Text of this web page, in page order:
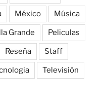
México Música
Grande Peliculas
Reseña Staff
Televisión